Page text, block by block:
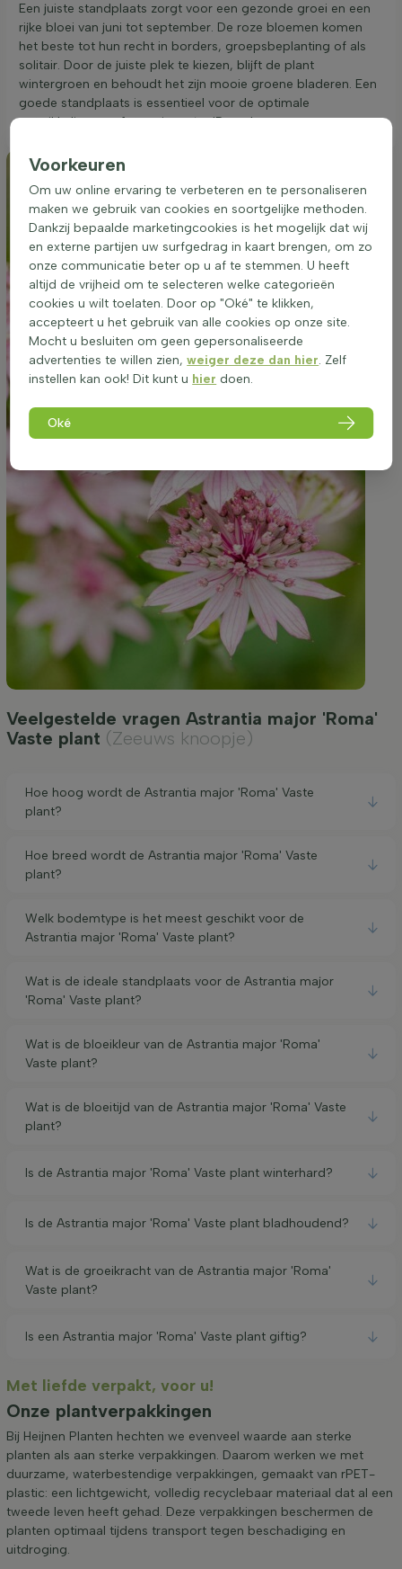
Een juiste standplaats zorgt voor een gezonde groei en een
rijke bloei van juni tot september. De roze bloemen komen
het beste tot hun recht in borders, groepsbeplanting of als
solitair. Door de juiste plek te kiezen, blijft de plant
wintergroen en behoudt het zijn mooie groene bladeren. Een
goede standplaats is essentieel voor de optimale
ontwikkeling van Astrantia major 'Roma'.
Veelgestelde vragen Astrantia major 'Roma'
Vaste plant (Zeeuws knoopje)
Hoe hoog wordt de Astrantia major 'Roma' Vaste
plant?
Hoe breed wordt de Astrantia major 'Roma' Vaste
plant?
Welk bodemtype is het meest geschikt voor de
Astrantia major 'Roma' Vaste plant?
Wat is de ideale standplaats voor de Astrantia major
'Roma' Vaste plant?
Wat is de bloeikleur van de Astrantia major 'Roma'
Vaste plant?
Wat is de bloeitijd van de Astrantia major 'Roma' Vaste
plant?
Is de Astrantia major 'Roma' Vaste plant winterhard?
Is de Astrantia major 'Roma' Vaste plant bladhoudend?
Wat is de groeikracht van de Astrantia major 'Roma'
Vaste plant?
Is een Astrantia major 'Roma' Vaste plant giftig?
Met liefde verpakt, voor u!
Onze plantverpakkingen
Bij Heijnen Planten hechten we evenveel waarde aan sterke
planten als aan sterke verpakkingen. Daarom werken we met
duurzame, waterbestendige verpakkingen, gemaakt van rPET-
plastic: een lichtgewicht, volledig recyclebaar materiaal dat al een
tweede leven heeft gehad. Deze verpakkingen beschermen de
planten optimaal tijdens transport tegen beschadiging en
uitdroging.
Voorkeuren
Om uw online ervaring te verbeteren en te personaliseren
maken we gebruik van cookies en soortgelijke methoden.
Dankzij bepaalde marketingcookies is het mogelijk dat wij
en externe partijen uw surfgedrag in kaart brengen, om zo
onze communicatie beter op u af te stemmen. U heeft
altijd de vrijheid om te selecteren welke categorieën
cookies u wilt toelaten. Door op "Oké" te klikken,
accepteert u het gebruik van alle cookies op onze site.
Mocht u besluiten om geen gepersonaliseerde
advertenties te willen zien,weiger deze dan hier. Zelf
instellen kan ook! Dit kunt u hier doen.
Oké